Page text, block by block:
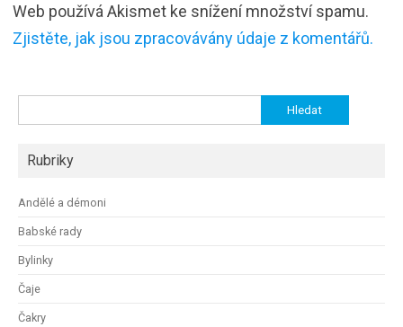
Web používá Akismet ke snížení množství spamu.
Zjistěte, jak jsou zpracovávány údaje z komentářů.
Rubriky
Andělé a démoni
Babské rady
Bylinky
Čaje
Čakry